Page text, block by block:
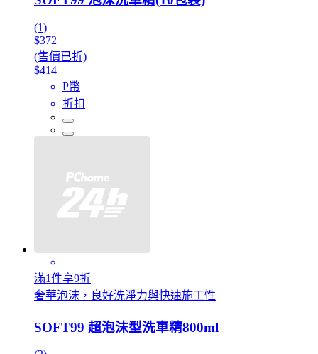
(1)
$372
(售價已折)
$414
P幣
折扣
滿1件享9折
奢華泡沫，良好洗淨力與快速施工性
SOFT99 超泡沫型洗車精800ml